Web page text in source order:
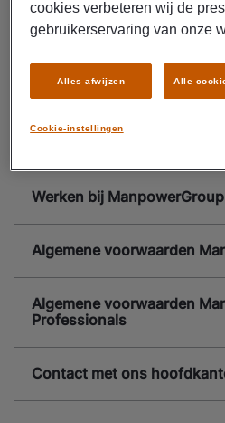
Informatie voor
Melden van klachten en
Werken bij ManpowerGroup
Algemene voorwaarden
Algemene voorwaarden
Professionals
Contact met ons
cookies verbeteren wij de
gebruikerservaring van onze
Cookie-instellingen
Alles afwijzen Alle